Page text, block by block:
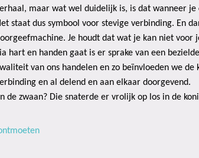
maar wat wel duidelijk is, is dat wanneer
staat dus symbool voor stevige verbinding. En
Je houdt dat wat je kan niet
hart en handen gaat is er sprake van een
van ons handelen en zo beïnvloeden we
en al delend en aan elkaar doorgevend.
de zwaan? Die snaterde er vrolijk op los in de